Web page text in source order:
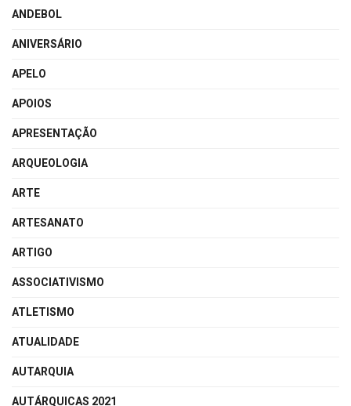
ANDEBOL
ANIVERSÁRIO
APELO
APOIOS
APRESENTAÇÃO
ARQUEOLOGIA
ARTE
ARTESANATO
ARTIGO
ASSOCIATIVISMO
ATLETISMO
ATUALIDADE
AUTARQUIA
AUTÁRQUICAS 2021